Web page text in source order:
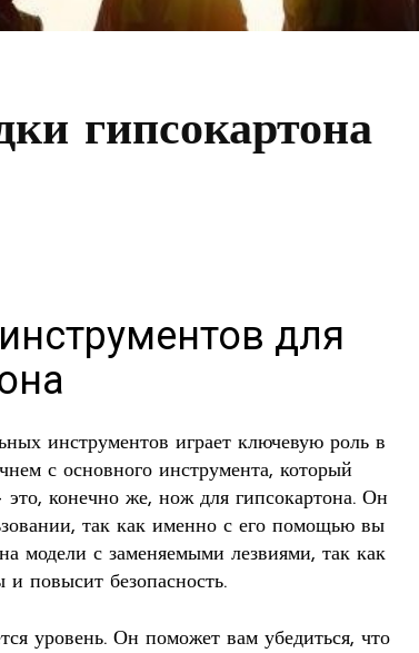
гипсокартона
для
инструментов играет ключевую роль в
с основного инструмента, который
конечно же, нож для гипсокартона. Он
так как именно с его помощью вы
модели с заменяемыми лезвиями, так как
и повысит безопасность.
уровень. Он поможет вам убедиться, что